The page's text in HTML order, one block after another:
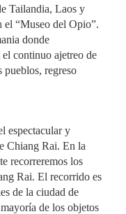
Tailandia, Laos y
el “Museo del Opio”.
donde
continuo ajetreo de
pueblos, regreso
espectacular y
Chiang Rai. En la
recorreremos los
Rai. El recorrido es
de la ciudad de
de los objetos